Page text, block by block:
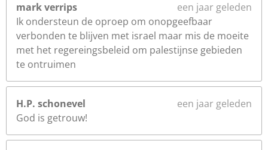
mark verrips
een jaar geleden
Ik ondersteun de oproep om onopgeefbaar
verbonden te blijven met israel maar mis de moeite
met het regereingsbeleid om palestijnse gebieden
te ontruimen
H.P. schonevel
een jaar geleden
God is getrouw!